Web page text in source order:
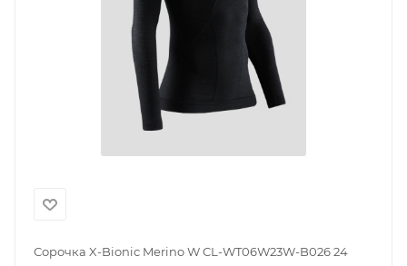
Сорочка X-Bionic Merino W CL-WT06W23W-B026 24